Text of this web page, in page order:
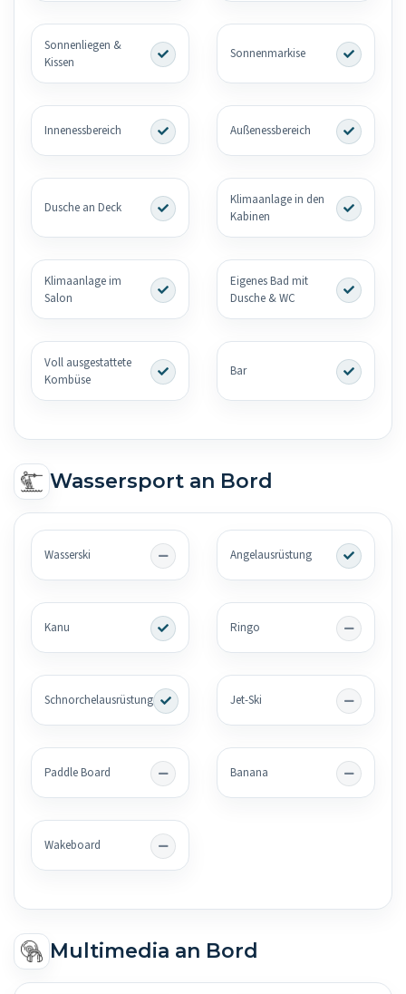
Sonnenliegen &
Kissen
Sonnenmarkise
Innenessbereich Außenessbereich
Dusche an Deck
Klimaanlage in den
Kabinen
Klimaanlage im
Salon
Eigenes Bad mit
Dusche & WC
Voll ausgestattete
Kombüse
Bar
Wassersport an Bord
Wasserski Angelausrüstung
Kanu Ringo
Schnorchelausrüstung Jet-Ski
Paddle Board Banana
Wakeboard
Multimedia an Bord